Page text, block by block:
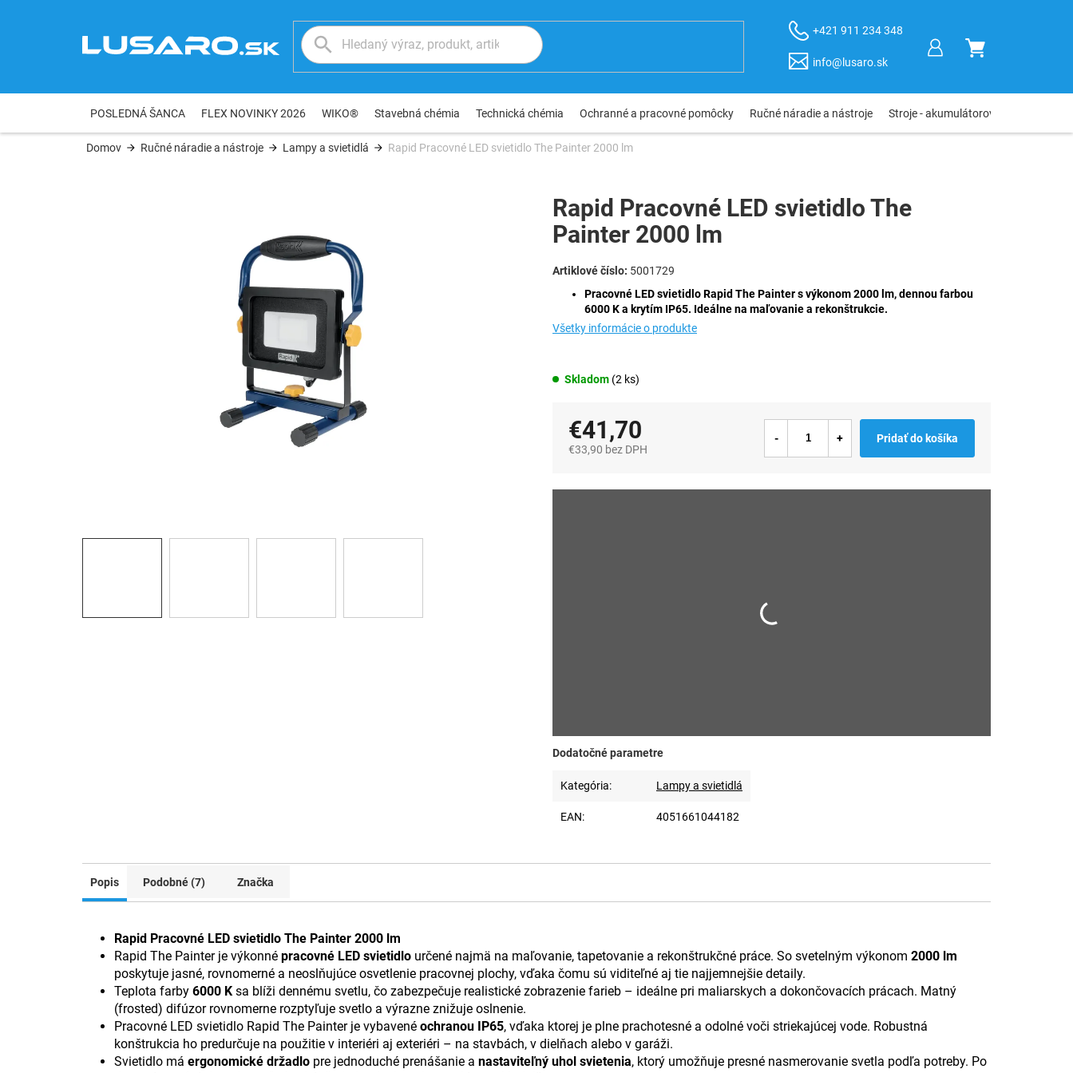
+421 911 234 348
info@lusaro.sk
NÁKUPNÝ
POSLEDNÁ ŠANCA FLEX NOVINKY 2026 WIKO® Stavebná chémia Technická chémia Ochranné a pracovné pomôcky Ručné náradie a nástroje Stroje - akumulátorové, elektro,
Domov Ručné náradie a nástroje Lampy a svietidlá Rapid Pracovné LED svietidlo The Painter 2000 lm
Skladom (2 ks)
Pracovné LED svietidlo Rapid The Painter s výkonom 2000 lm, dennou farbou
6000 K a krytím IP65. Ideálne na maľovanie a rekonštrukcie.
Všetky informácie o produkte
Dodatočné parametre
Kategória: Lampy a svietidlá
EAN: 4051661044182
Rapid Pracovné LED svietidlo The
Painter 2000 lm
5001729
€41,70
€33,90 bez DPH
Pridať do košíka
Popis Podobné (7) Značka
Rapid Pracovné LED svietidlo The Painter 2000 lm
Rapid The Painter je výkonné pracovné LED svietidlo určené najmä na maľovanie, tapetovanie a rekonštrukčné práce. So svetelným výkonom 2000 lm
poskytuje jasné, rovnomerné a neoslňujúce osvetlenie pracovnej plochy, vďaka čomu sú viditeľné aj tie najjemnejšie detaily.
Teplota farby 6000 K sa blíži dennému svetlu, čo zabezpečuje realistické zobrazenie farieb – ideálne pri maliarskych a dokončovacích prácach. Matný
(frosted) difúzor rovnomerne rozptyľuje svetlo a výrazne znižuje oslnenie.
Pracovné LED svietidlo Rapid The Painter je vybavené ochranou IP65, vďaka ktorej je plne prachotesné a odolné voči striekajúcej vode. Robustná
konštrukcia ho predurčuje na použitie v interiéri aj exteriéri – na stavbách, v dielňach alebo v garáži.
Svietidlo má ergonomické držadlo pre jednoduché prenášanie a nastaviteľný uhol svietenia, ktorý umožňuje presné nasmerovanie svetla podľa potreby. Po